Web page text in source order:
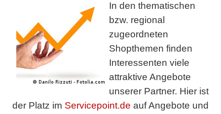
In den thematischen
bzw. regional
zugeordneten
Shopthemen finden
Interessenten viele
attraktive Angebote
unserer Partner. Hier ist
der Platz im Servicepoint.de auf Angebote und